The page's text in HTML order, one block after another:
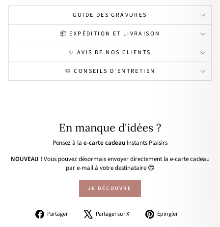
GUIDE DES GRAVURES
📦 EXPÉDITION ET LIVRAISON
✨ AVIS DE NOS CLIENTS
🧼 CONSEILS D'ENTRETIEN
En manque d'idées ?
Pensez à la e-carte cadeau Instants Plaisirs
NOUVEAU ! Vous pouvez désormais envoyer directement la e-carte cadeau
par e-mail à votre destinataire 😍
JE DÉCOUVRE
Partager
PartagerPartager sur X
Tweeter Épingler